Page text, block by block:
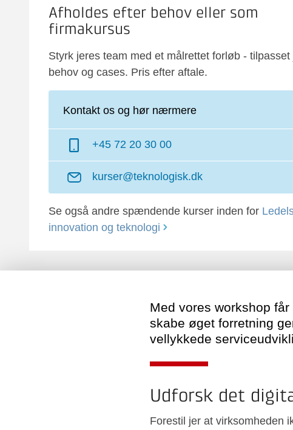
Afholdes efter behov eller som
firmakursus
Styrk jeres team med et målrettet forløb - tilpasset
behov og cases. Pris efter aftale.
Kontakt os og hør nærmere
+45 72 20 30 00
kurser@teknologisk.dk
Se også andre spændende kurser inden for
innovation og teknologi
Med vores workshop
skabe øget forretning
vellykkede
Udforsk det
Forestil jer at virksomheden